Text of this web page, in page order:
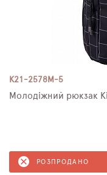
K21-2578M-5
Молодіжний рюкзак
РОЗПРОДАНО